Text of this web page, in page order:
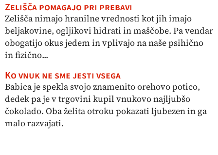
Zelišča pomagajo pri prebavi
Zelišča nimajo hranilne vrednosti kot jih imajo
beljakovine, ogljikovi hidrati in maščobe. Pa vendar
obogatijo okus jedem in vplivajo na naše psihično
in fizično...
Ko vnuk ne sme jesti vsega
Babica je spekla svojo znamenito orehovo potico,
dedek pa je v trgovini kupil vnukovo najljubšo
čokolado. Oba želita otroku pokazati ljubezen in ga
malo razvajati.